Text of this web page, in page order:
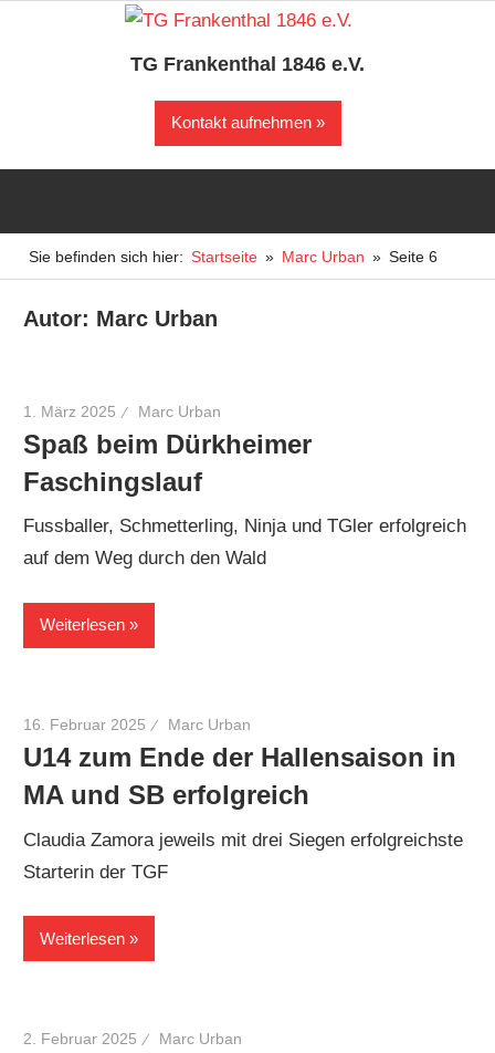
TG Frankenthal 1846 e.V.
Kontakt aufnehmen
Sie befinden sich hier: Startseite Marc Urban Seite 6
Autor: Marc Urban
1. März 2025 Marc Urban
Spaß beim Dürkheimer
Faschingslauf
Fussballer, Schmetterling, Ninja und TGler erfolgreich
auf dem Weg durch den Wald
Weiterlesen
16. Februar 2025 Marc Urban
U14 zum Ende der Hallensaison in
MA und SB erfolgreich
Claudia Zamora jeweils mit drei Siegen erfolgreichste
Starterin der TGF
Weiterlesen
2. Februar 2025 Marc Urban